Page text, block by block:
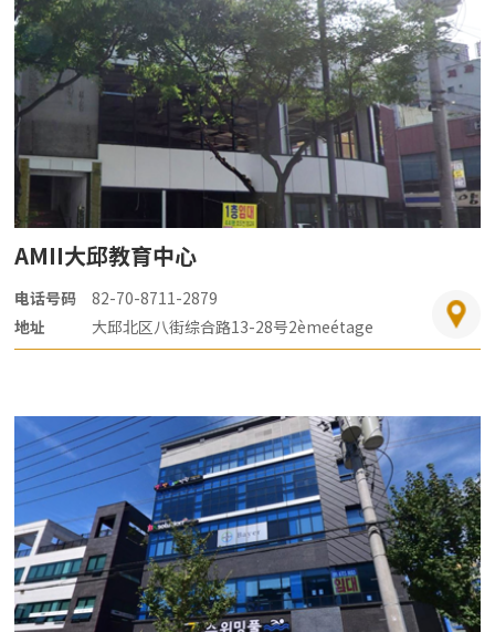
AMII大邱教育中心
电话号码
82-70-8711-2879
地址
大邱北区八街综合路13-28号2èmeétage